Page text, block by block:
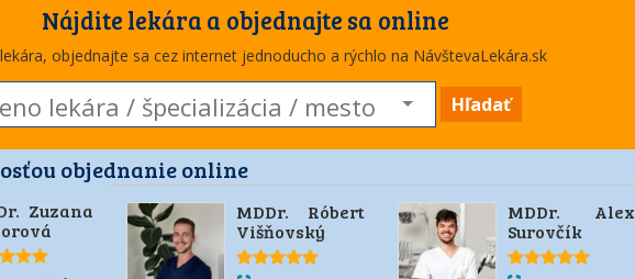
Nájdite lekára a objednajte sa online
objednajte sa cez internet jednoducho a rýchlo na NávštevaLekára.sk
Hľadať
objednanie online
Zuzana
MDDr. Róbert
Višňovský
MDDr. Alex
Surovčík